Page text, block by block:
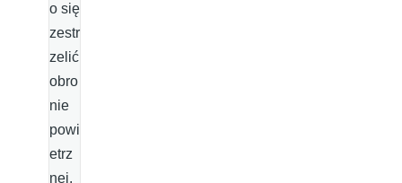
o się
zestr
zelić
obro
nie
powi
etrz
nej.